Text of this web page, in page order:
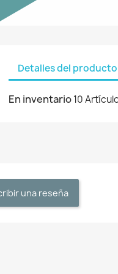
Detalles del producto
En inventario10
una reseña